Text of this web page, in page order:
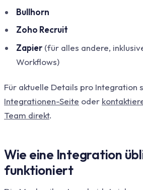
Bullhorn
Zoho Recruit
Zapier (für alles andere,
Workflows)
Für aktuelle Details pro Integration
Integrationen-Seite oder
Team direkt.
Wie eine Integration
funktioniert